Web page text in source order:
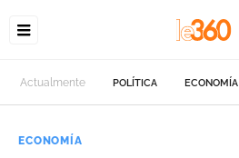
Actualmente POLÍTICA ECONOMÍA
ECONOMÍA